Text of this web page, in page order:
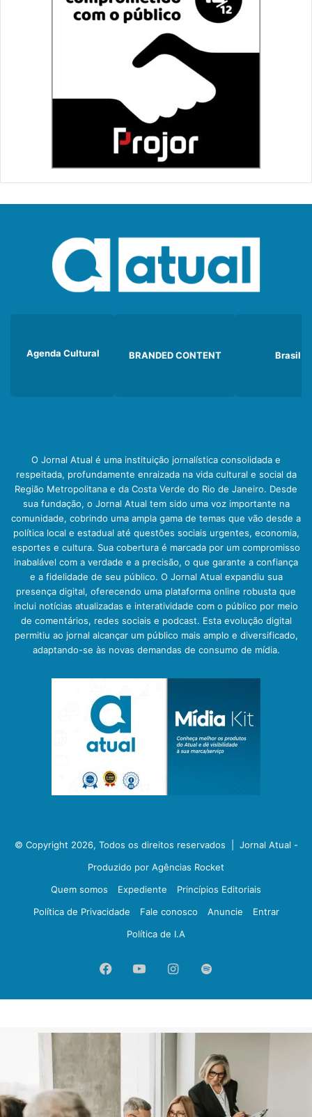
Agenda Cultural BRANDED CONTENT Brasil
O Jornal Atual é uma instituição jornalística consolidada e
respeitada, profundamente enraizada na vida cultural e social da
Região Metropolitana e da Costa Verde do Rio de Janeiro. Desde
sua fundação, o Jornal Atual tem sido uma voz importante na
comunidade, cobrindo uma ampla gama de temas que vão desde a
política local e estadual até questões sociais urgentes, economia,
esportes e cultura. Sua cobertura é marcada por um compromisso
inabalável com a verdade e a precisão, o que garante a confiança
e a fidelidade de seu público. O Jornal Atual expandiu sua
presença digital, oferecendo uma plataforma online robusta que
inclui notícias atualizadas e interatividade com o público por meio
de comentários, redes sociais e podcast. Esta evolução digital
permitiu ao jornal alcançar um público mais amplo e diversificado,
adaptando-se às novas demandas de consumo de mídia.
© Copyright 2026, Todos os direitos reservados | Jornal Atual -
Produzido por Agências Rocket
Quem somos
Expediente
Princípios Editoriais
Política de Privacidade
Fale conosco Anuncie
Entrar
Política de I.A
FacebookYouTubeInstagram
Spotify